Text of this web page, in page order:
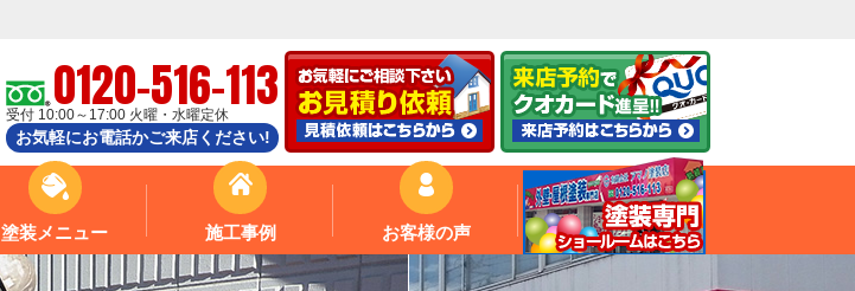
0120-516-113
受付 10:00～17:00 火曜・水曜定休
お気軽にお電話かご来店ください!
塗装メニュー 施工事例 お客様の声